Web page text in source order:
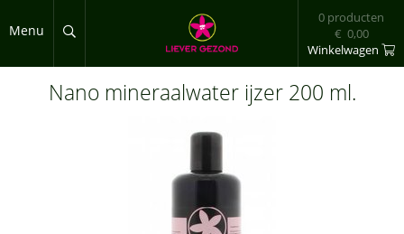
Menu
0 producten
€ 0,00
Winkelwagen
Nano mineraalwater ijzer 200 ml.